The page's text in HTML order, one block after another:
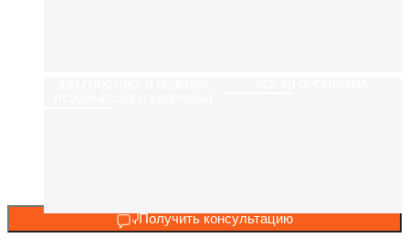
Получить консультацию